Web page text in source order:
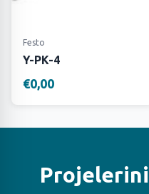
Festo
Y-PK-4
€0,00